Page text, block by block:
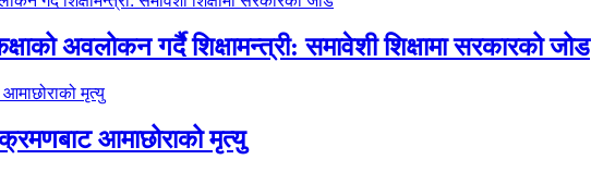
अवलोकन गर्दै शिक्षामन्त्री: समावेशी शिक्षामा सरकारको जोड
आमाछोराको मृत्यु